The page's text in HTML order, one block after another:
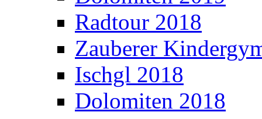
Radtour 2018
Zauberer
Ischgl 2018
Dolomiten 2018